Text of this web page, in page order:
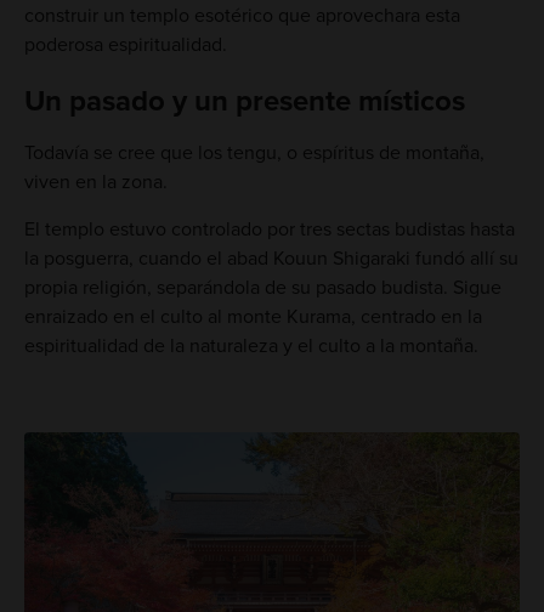
construir un templo esotérico que aprovechara esta
poderosa espiritualidad.
Un pasado y un presente místicos
Todavía se cree que los tengu, o espíritus de montaña,
viven en la zona.
El templo estuvo controlado por tres sectas budistas hasta
la posguerra, cuando el abad Kouun Shigaraki fundó allí su
propia religión, separándola de su pasado budista. Sigue
enraizado en el culto al monte Kurama, centrado en la
espiritualidad de la naturaleza y el culto a la montaña.